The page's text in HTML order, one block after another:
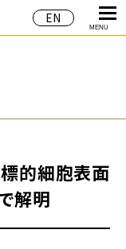
EN
MENU
的細胞表面
解明